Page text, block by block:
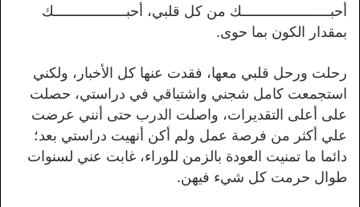
أحبــــــــــــــــــــــك من كل قلبي، أحبــــــــــــــــــك
بمقدار الكون بما حوى.
رحلت ورحل قلبي معها، فقدت عنها كل الأخبار، ولكني
استجمعت كامل شجني واشتياقي في دراستي، حصلت
على أعلى التقديرات، واصلت الدرب حتى أنني عرضت
علي أكثر من فرصة عمل ولم أكن أنهيت دراستي بعد؛
دائما ما تمنيت العودة بالزمن للوراء، غابت عني لسنوات
طوال حرمت كل شيء فيهن.